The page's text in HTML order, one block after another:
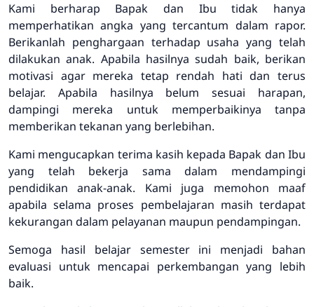
Kami berharap Bapak dan Ibu tidak hanya
memperhatikan angka yang tercantum dalam rapor.
Berikanlah penghargaan terhadap usaha yang telah
dilakukan anak. Apabila hasilnya sudah baik, berikan
motivasi agar mereka tetap rendah hati dan terus
belajar. Apabila hasilnya belum sesuai harapan,
dampingi mereka untuk memperbaikinya tanpa
memberikan tekanan yang berlebihan.
Kami mengucapkan terima kasih kepada Bapak dan Ibu
yang telah bekerja sama dalam mendampingi
pendidikan anak-anak. Kami juga memohon maaf
apabila selama proses pembelajaran masih terdapat
kekurangan dalam pelayanan maupun pendampingan.
Semoga hasil belajar semester ini menjadi bahan
evaluasi untuk mencapai perkembangan yang lebih
baik.